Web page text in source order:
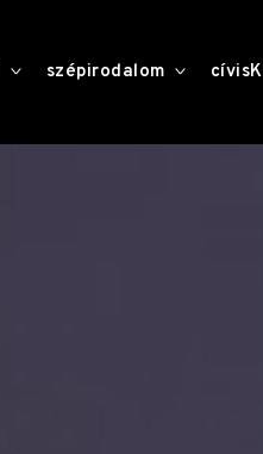
toggle
child
szépirodalom toggle
child